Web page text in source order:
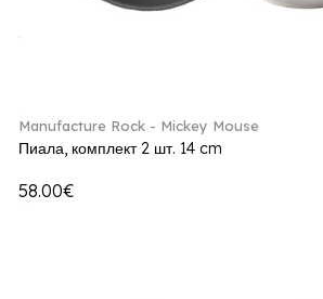
Manufacture Rock - Mickey Mouse
Пиала, комплект 2 шт. 14 cm
58.00€